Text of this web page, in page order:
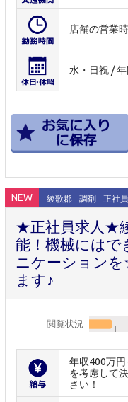
店舗の営業
水・日祝 /
NEW 綾歌郡 調剤 正社員
★正社員求人★
能！機械にはで
ニケーション
ます♪
閲覧状況
年収400万
を考慮して
さい！